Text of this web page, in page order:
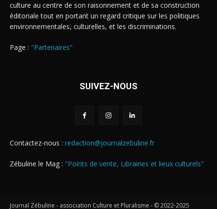
culture au centre de son raisonnement et de sa construction
éditoriale tout en portant un regard critique sur les politiques
environnementales, culturelles, et les discriminations.
Page : "Partenaires"
SUIVEZ-NOUS
Contactez-nous : redaction@journalzebuline.fr
Zébuline le Mag : "Points de vente, Librairies et lieux culturels"
Journal Zébuline - association Culture et Pluralisme - © 2022-2025